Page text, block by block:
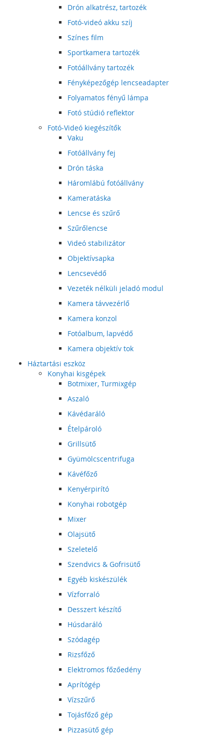
Drón alkatrész, tartozék
Fotó-videó akku szíj
Színes film
Sportkamera tartozék
Fotóállvány tartozék
Fényképezőgép lencseadapter
Folyamatos fényű lámpa
Fotó stúdió reflektor
Fotó-Videó kiegészítők
Vaku
Fotóállvány fej
Drón táska
Háromlábú fotóállvány
Kameratáska
Lencse és szűrő
Szűrőlencse
Videó stabilizátor
Objektívsapka
Lencsevédő
Vezeték nélküli jeladó modul
Kamera távvezérlő
Kamera konzol
Fotóalbum, lapvédő
Kamera objektív tok
Háztartási eszköz
Konyhai kisgépek
Botmixer, Turmixgép
Aszaló
Kávédaráló
Ételpároló
Grillsütő
Gyümölcscentrifuga
Kávéfőző
Kenyérpirító
Konyhai robotgép
Mixer
Olajsütő
Szeletelő
Szendvics & Gofrisütő
Egyéb kiskészülék
Vízforraló
Desszert készítő
Húsdaráló
Szódagép
Rizsfőző
Elektromos főzőedény
Aprítógép
Vízszűrő
Tojásfőző gép
Pizzasütő gép